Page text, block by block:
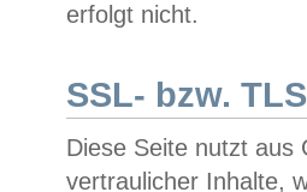
erfolgt nicht.
SSL- bzw.
Diese Seite nutzt aus
vertraulicher Inhalte,